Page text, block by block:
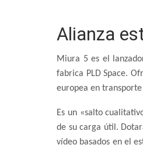
Alianza
Miura 5 es el
fabrica PLD Space.
europea en transporte
Es un «salto
de su carga útil.
vídeo basados en el